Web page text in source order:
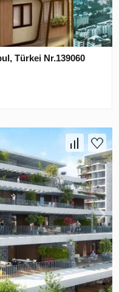
Türkei Nr.139060